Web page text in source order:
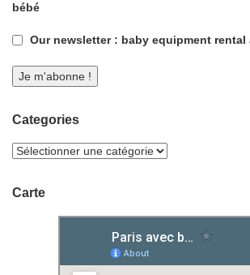
bébé
Our newsletter : baby equipment rental
Categories
Carte